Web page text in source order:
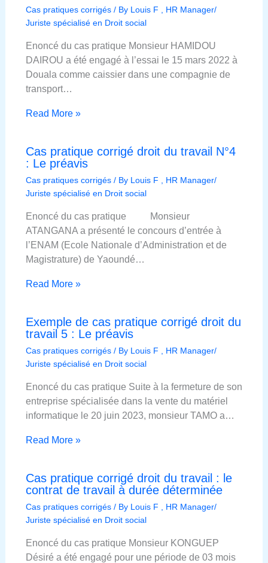
Cas pratiques corrigés/ By Louis F , HR Manager/
Juriste spécialisé en Droit social
Enoncé du cas pratique Monsieur HAMIDOU
DAIROU a été engagé à l’essai le 15 mars 2022 à
Douala comme caissier dans une compagnie de
transport…
Read More »
Cas pratique corrigé droit du travail N°4
: Le préavis
Cas pratiques corrigés/ By Louis F , HR Manager/
Juriste spécialisé en Droit social
Enoncé du cas pratique Monsieur
ATANGANA a présenté le concours d’entrée à
l’ENAM (Ecole Nationale d’Administration et de
Magistrature) de Yaoundé…
Read More »
Exemple de cas pratique corrigé droit du
travail 5 : Le préavis
Cas pratiques corrigés/ By Louis F , HR Manager/
Juriste spécialisé en Droit social
Enoncé du cas pratique Suite à la fermeture de son
entreprise spécialisée dans la vente du matériel
informatique le 20 juin 2023, monsieur TAMO a…
Read More »
Cas pratique corrigé droit du travail : le
contrat de travail à durée déterminée
Cas pratiques corrigés/ By Louis F , HR Manager/
Juriste spécialisé en Droit social
Enoncé du cas pratique Monsieur KONGUEP
Désiré a été engagé pour une période de 03 mois